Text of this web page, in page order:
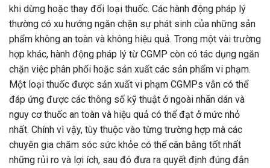
khi dừng hoặc thay đổi loại thuốc. Các hành động pháp lý
thường có xu hướng ngăn chặn sự phát sinh của những sản
phẩm không an toàn và không hiệu quả. Trong một vài trường
hợp khác, hành động pháp lý từ CGMP còn có tác dụng ngăn
chặn việc phân phối hoặc sản xuất các sản phẩm vi phạm.
Một loại thuốc được sản xuất vi phạm CGMPs vẫn có thể
đáp ứng được các thông số kỹ thuật ở ngoài nhãn dán và
nguy cơ thuốc an toàn và hiệu quả có thể đạt ở mức nhỏ
nhất. Chính vì vậy, tùy thuộc vào từng trường hợp mà các
chuyên gia chăm sóc sức khỏe có thể cân bằng tốt nhất
những rủi ro và lợi ích, sau đó đưa ra quyết định đúng đắn